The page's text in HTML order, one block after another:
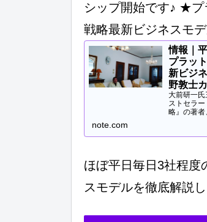
シップ開始です♪ ★プ
戦略最新ビジネスモ
情報｜
プラッ
新ビジ
野敦士
大前研一
ストセラ
略』の著
研修、大
note.com
ほぼ平日毎日3社程度
スモデルを徹底解説